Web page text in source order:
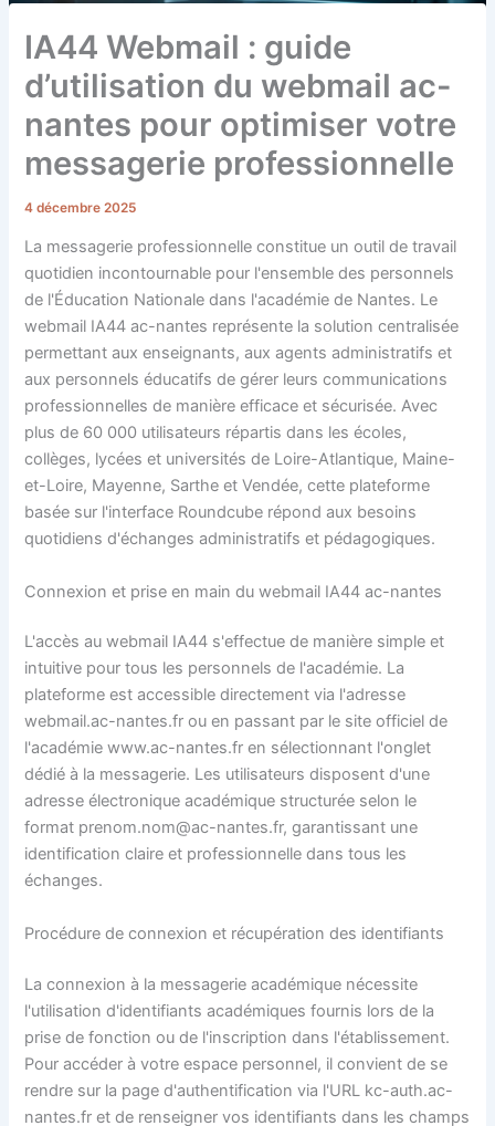
IA44 Webmail : guide
d’utilisation du webmail ac-
nantes pour optimiser votre
messagerie professionnelle
4 décembre 2025
La messagerie professionnelle constitue un outil de travail
quotidien incontournable pour l'ensemble des personnels
de l'Éducation Nationale dans l'académie de Nantes. Le
webmail IA44 ac-nantes représente la solution centralisée
permettant aux enseignants, aux agents administratifs et
aux personnels éducatifs de gérer leurs communications
professionnelles de manière efficace et sécurisée. Avec
plus de 60 000 utilisateurs répartis dans les écoles,
collèges, lycées et universités de Loire-Atlantique, Maine-
et-Loire, Mayenne, Sarthe et Vendée, cette plateforme
basée sur l'interface Roundcube répond aux besoins
quotidiens d'échanges administratifs et pédagogiques.
Connexion et prise en main du webmail IA44 ac-nantes
L'accès au webmail IA44 s'effectue de manière simple et
intuitive pour tous les personnels de l'académie. La
plateforme est accessible directement via l'adresse
webmail.ac-nantes.fr ou en passant par le site officiel de
l'académie www.ac-nantes.fr en sélectionnant l'onglet
dédié à la messagerie. Les utilisateurs disposent d'une
adresse électronique académique structurée selon le
format prenom.nom@ac-nantes.fr, garantissant une
identification claire et professionnelle dans tous les
échanges.
Procédure de connexion et récupération des identifiants
La connexion à la messagerie académique nécessite
l'utilisation d'identifiants académiques fournis lors de la
prise de fonction ou de l'inscription dans l'établissement.
Pour accéder à votre espace personnel, il convient de se
rendre sur la page d'authentification via l'URL kc-auth.ac-
nantes.fr et de renseigner vos identifiants dans les champs